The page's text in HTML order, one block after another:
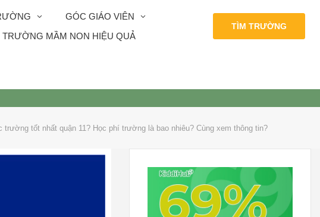
GÓC GIÁO VIÊN
MẦM NON HIỆU QUẢ
TÌM TRƯỜNG
tốt nhất quận 11? Học phí trường là bao nhiêu? Cùng xem thông tin?